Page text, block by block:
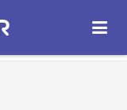
ОТКРЫТЬ